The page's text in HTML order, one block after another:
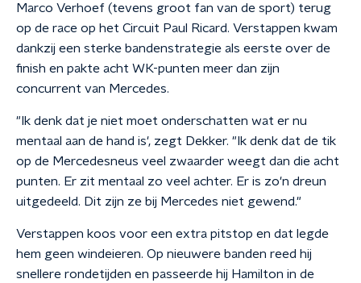
Marco Verhoef (tevens groot fan van de sport) terug
op de race op het Circuit Paul Ricard. Verstappen kwam
dankzij een sterke bandenstrategie als eerste over de
finish en pakte acht WK-punten meer dan zijn
concurrent van Mercedes.
"Ik denk dat je niet moet onderschatten wat er nu
mentaal aan de hand is', zegt Dekker. "Ik denk dat de tik
op de Mercedesneus veel zwaarder weegt dan die acht
punten. Er zit mentaal zo veel achter. Er is zo'n dreun
uitgedeeld. Dit zijn ze bij Mercedes niet gewend."
Verstappen koos voor een extra pitstop en dat legde
hem geen windeieren. Op nieuwere banden reed hij
snellere rondetijden en passeerde hij Hamilton in de